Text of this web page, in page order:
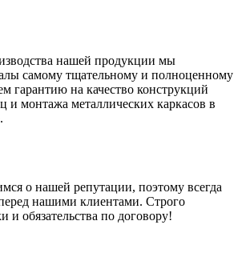
нашей продукции мы
самому тщательному и полноценному
гарантию на качество конструкций
и монтажа металлических каркасов в
о нашей репутации, поэтому всегда
нашими клиентами. Строго
и обязательства по договору!